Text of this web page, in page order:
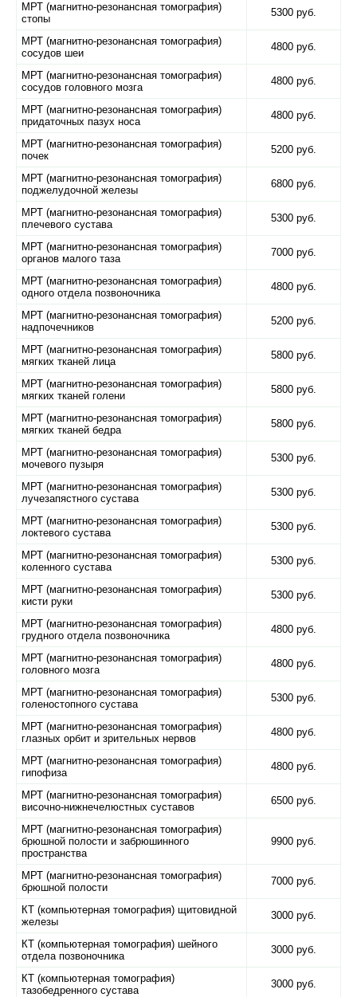
МРТ (магнитно-резонансная томография)
стопы
5300 руб.
МРТ (магнитно-резонансная томография)
сосудов шеи
4800 руб.
МРТ (магнитно-резонансная томография)
сосудов головного мозга
4800 руб.
МРТ (магнитно-резонансная томография)
придаточных пазух носа
4800 руб.
МРТ (магнитно-резонансная томография)
почек
5200 руб.
МРТ (магнитно-резонансная томография)
поджелудочной железы
6800 руб.
МРТ (магнитно-резонансная томография)
плечевого сустава
5300 руб.
МРТ (магнитно-резонансная томография)
органов малого таза
7000 руб.
МРТ (магнитно-резонансная томография)
одного отдела позвоночника
4800 руб.
МРТ (магнитно-резонансная томография)
надпочечников
5200 руб.
МРТ (магнитно-резонансная томография)
мягких тканей лица
5800 руб.
МРТ (магнитно-резонансная томография)
мягких тканей голени
5800 руб.
МРТ (магнитно-резонансная томография)
мягких тканей бедра
5800 руб.
МРТ (магнитно-резонансная томография)
мочевого пузыря
5300 руб.
МРТ (магнитно-резонансная томография)
лучезапястного сустава
5300 руб.
МРТ (магнитно-резонансная томография)
локтевого сустава
5300 руб.
МРТ (магнитно-резонансная томография)
коленного сустава
5300 руб.
МРТ (магнитно-резонансная томография)
кисти руки
5300 руб.
МРТ (магнитно-резонансная томография)
грудного отдела позвоночника
4800 руб.
МРТ (магнитно-резонансная томография)
головного мозга
4800 руб.
МРТ (магнитно-резонансная томография)
голеностопного сустава
5300 руб.
МРТ (магнитно-резонансная томография)
глазных орбит и зрительных нервов
4800 руб.
МРТ (магнитно-резонансная томография)
гипофиза
4800 руб.
МРТ (магнитно-резонансная томография)
височно-нижнечелюстных суставов
6500 руб.
МРТ (магнитно-резонансная томография)
брюшной полости и забрюшинного
пространства
9900 руб.
МРТ (магнитно-резонансная томография)
брюшной полости
7000 руб.
КТ (компьютерная томография) щитовидной
железы
3000 руб.
КТ (компьютерная томография) шейного
отдела позвоночника
3000 руб.
КТ (компьютерная томография)
тазобедренного сустава
3000 руб.